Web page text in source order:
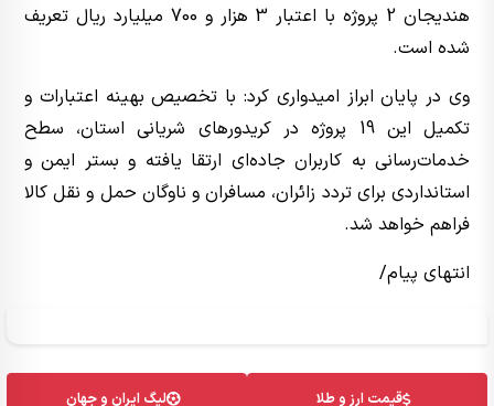
هندیجان 2 پروژه با اعتبار 3 هزار و 700 میلیارد ریال تعریف
شده است.
وی در پایان ابراز امیدواری کرد: با تخصیص بهینه اعتبارات و
تکمیل این 19 پروژه در کریدورهای شریانی استان، سطح
خدمات‌رسانی به کاربران جاده‌ای ارتقا یافته و بستر ایمن و
استانداردی برای تردد زائران، مسافران و ناوگان حمل و نقل کالا
فراهم خواهد شد.
انتهای پیام/
قیمت ارز و طلا لیگ ایران و جهان